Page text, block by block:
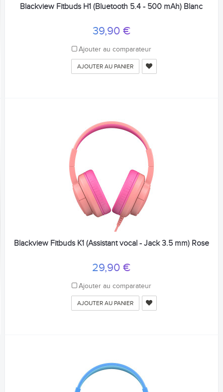
Blackview Fitbuds H1 (Bluetooth 5.4 - 500 mAh) Blanc
39,90 €
Ajouter au comparateur
AJOUTER AU PANIER
Blackview Fitbuds K1 (Assistant vocal - Jack 3.5 mm) Rose
29,90 €
Ajouter au comparateur
AJOUTER AU PANIER